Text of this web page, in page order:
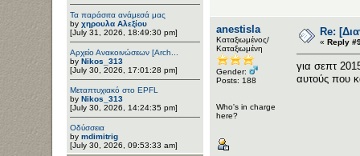
Τα παράσιτα ανάμεσά μας
by χηρουλα Αλεξίου
[July 31, 2026, 18:49:30 pm]
Αρχείο Ανακοινώσεων [Arch...
by Nikos_313
[July 30, 2026, 17:01:28 pm]
Μεταπτυχιακό στο EPFL
by Nikos_313
[July 30, 2026, 14:24:35 pm]
Οδύσσεια
by mdimitrig
[July 30, 2026, 09:53:33 am]
anestisla
Καταξιωμένος/
Καταξιωμένη
Gender:
Posts: 188
Who's in charge
here?
Re:
« Reply
για σεπτ
αυτούς που